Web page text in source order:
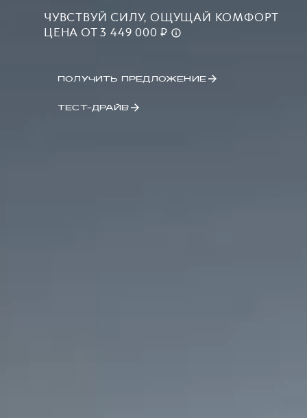
ЧУВСТВУЙ СИЛУ, ОЩУЩАЙ КОМФОРТ
ЦЕНА ОТ 3 449 000 ₽
ПОЛУЧИТЬ ПРЕДЛОЖЕНИЕ
ТЕСТ-ДРАЙВ